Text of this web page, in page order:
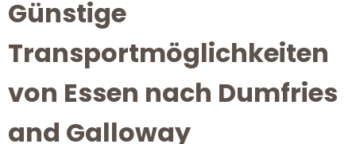
Günstige
Transportmöglichkeiten
von Essen nach Dumfries
and Galloway